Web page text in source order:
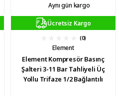
Aynı gün kargo
Ücretsiz Kargo
(0)
Element
Element Kompresör Basınç
Şalteri 3-11 Bar Tahliyeli Üç
Yollu Trifaze 1/2 Bağlantılı